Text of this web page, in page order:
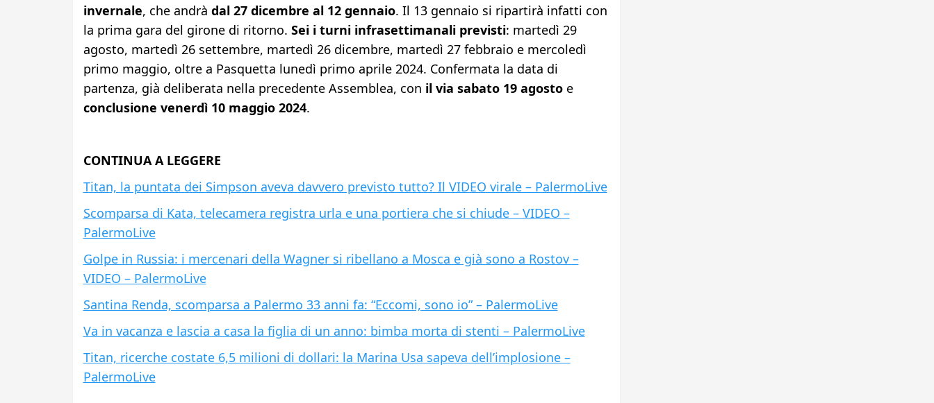
invernale, che andrà dal 27 dicembre al 12 gennaio. Il 13 gennaio si ripartirà infatti con
la prima gara del girone di ritorno. Sei i turni infrasettimanali previsti: martedì 29
agosto, martedì 26 settembre, martedì 26 dicembre, martedì 27 febbraio e mercoledì
primo maggio, oltre a Pasquetta lunedì primo aprile 2024. Confermata la data di
partenza, già deliberata nella precedente Assemblea, con il via sabato 19 agostoe
conclusione venerdì 10 maggio 2024.
CONTINUA A LEGGERE
Titan, la puntata dei Simpson aveva davvero previsto tutto? Il VIDEO virale – PalermoLive
Scomparsa di Kata, telecamera registra urla e una portiera che si chiude – VIDEO –
PalermoLive
Golpe in Russia: i mercenari della Wagner si ribellano a Mosca e già sono a Rostov –
VIDEO – PalermoLive
Santina Renda, scomparsa a Palermo 33 anni fa: “Eccomi, sono io” – PalermoLive
Va in vacanza e lascia a casa la figlia di un anno: bimba morta di stenti – PalermoLive
Titan, ricerche costate 6,5 milioni di dollari: la Marina Usa sapeva dell’implosione –
PalermoLive